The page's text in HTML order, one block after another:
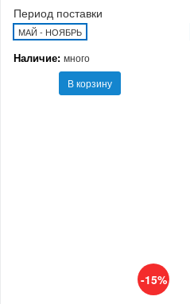
Период поставки
МАЙ - НОЯБРЬ
Наличие: много
В корзину
-15%